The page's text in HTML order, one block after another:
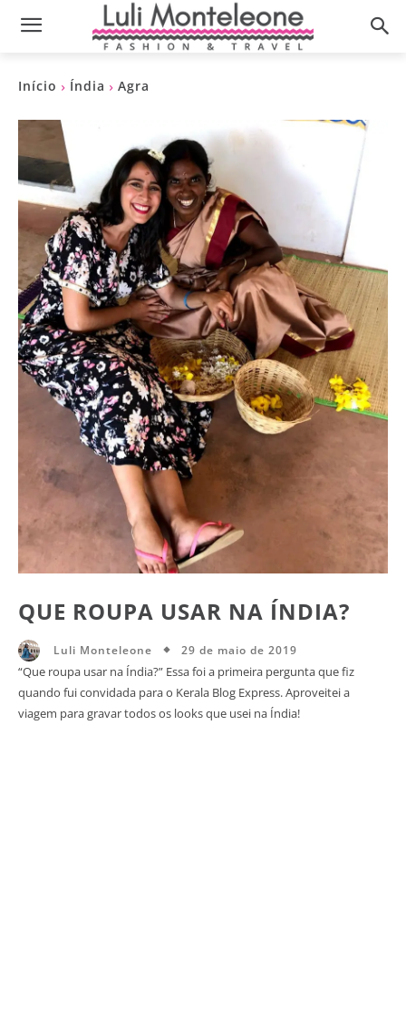
Início Índia Agra
QUE ROUPA USAR NA ÍNDIA?
Luli Monteleone 29 de maio de 2019
“Que roupa usar na Índia?” Essa foi a primeira pergunta que fiz
quando fui convidada para o Kerala Blog Express. Aproveitei a
viagem para gravar todos os looks que usei na Índia!